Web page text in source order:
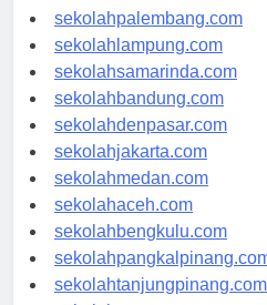
sekolahriau.com
sekolahpalembang.com
sekolahlampung.com
sekolahsamarinda.com
sekolahbandung.com
sekolahdenpasar.com
sekolahjakarta.com
sekolahmedan.com
sekolahaceh.com
sekolahbengkulu.com
sekolahpangkalpinang.com